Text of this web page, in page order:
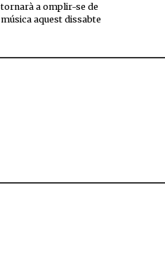
tornarà a omplir-se de
música aquest dissabte